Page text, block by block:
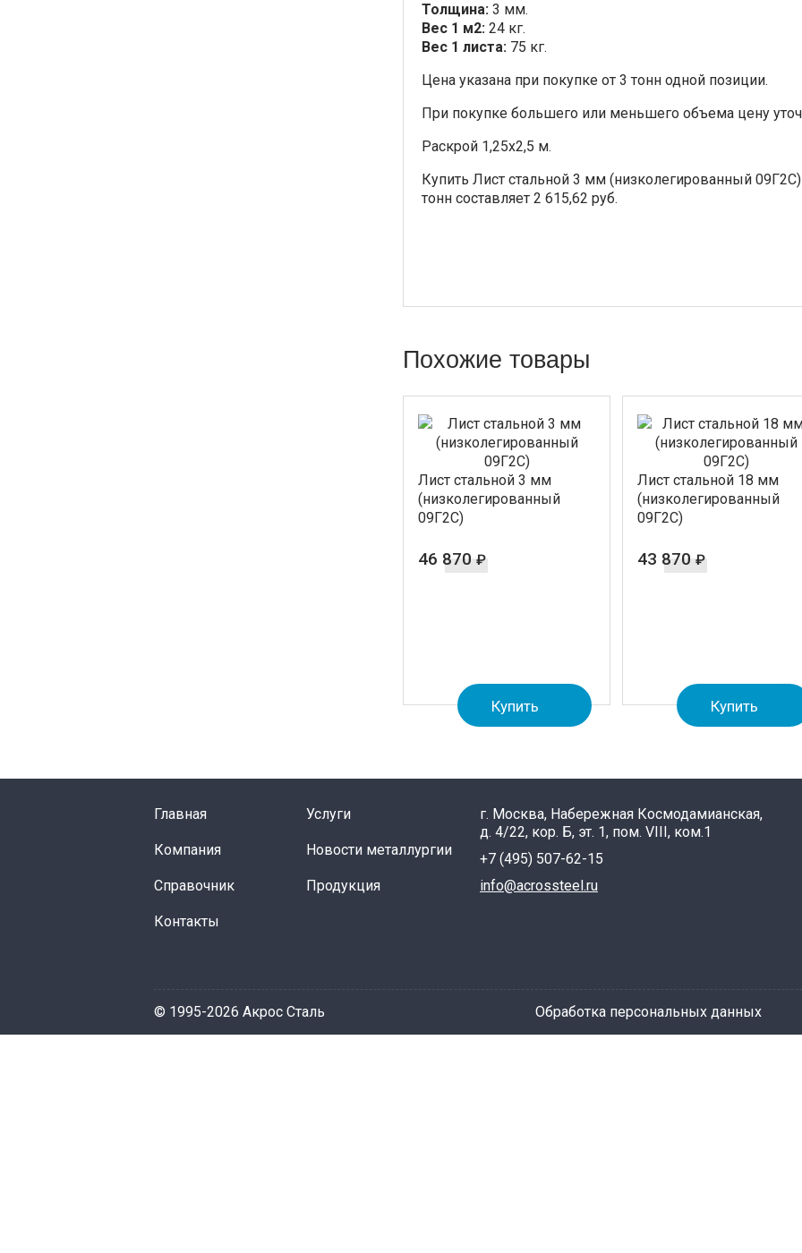
Толщина: 3 мм.
Вес 1 м2: 24 кг.
Вес 1 листа: 75 кг.
Цена указана при покупке от 3 тонн одной позиции.
При покупке большего или меньшего объема цену
Раскрой 1,25х2,5 м.
Купить Лист стальной 3 мм (низколегированный
тонн составляет 2 615,62 руб.
Похожие товары
Лист стальной 3 мм
(низколегированный
09Г2С)
46 870 ₽
Купить
Лист стальной 18 мм
(низколегированный
09Г2С)
43 870 ₽
Купить
Главная Услуги
Компания Новости металлургии
Справочник Продукция
Контакты
г. Москва, Набережная Космодамианская,
д. 4/22, кор. Б, эт. 1, пом. VIII, ком.1
+7 (495) 507-62-15
info@acrossteel.ru
© 1995-2026 Акрос Сталь Обработка персональных данных